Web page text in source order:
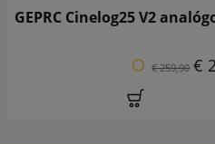
GEPRC Cinelog25 V2
€ 259,90 €